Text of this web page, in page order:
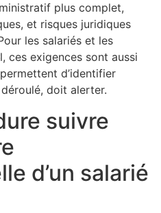
plus complet,
et risques juridiques
les salariés et les
ces exigences sont aussi
d’identifier
doit alerter.
suivre
d’un salarié